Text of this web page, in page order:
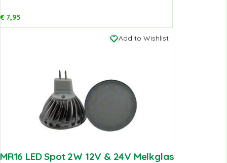
€7,95
Add to Wishlist
MR16 LED Spot 2W 12V & 24V Melkglas